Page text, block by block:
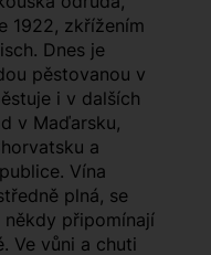
1922, zkřížením
Dnes je
pěstovanou v
i v dalších
v Maďarsku,
a
Vína
plná, se
připomínají
Ve vůni a chuti